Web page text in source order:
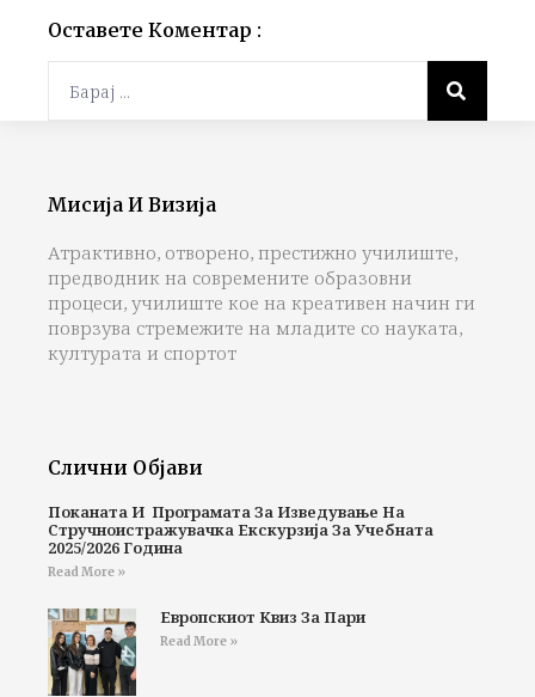
Оставете Коментар :
Мисија И Визија
Атрактивно, отворено, престижно училиште,
предводник на современите образовни
процеси, училиште кое на креативен начин ги
поврзува стремежите на младите со науката,
културата и спортот
Слични Објави
Поканата И Програмата За Изведување На
Стручноистражувачка Екскурзија За Учебната
2025/2026 Година
Read More »
Европскиот Квиз За Пари
Read More »